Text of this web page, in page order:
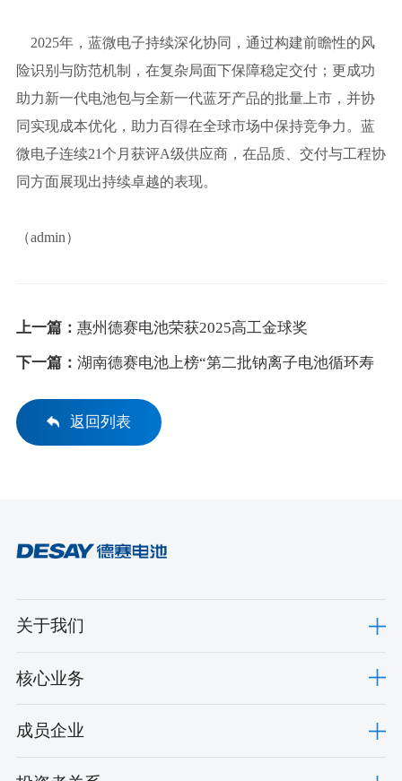
2025年，蓝微电子持续深化协同，通过构建前瞻性的风
险识别与防范机制，在复杂局面下保障稳定交付；更成功
助力新一代电池包与全新一代蓝牙产品的批量上市，并协
同实现成本优化，助力百得在全球市场中保持竞争力。蓝
微电子连续21个月获评A级供应商，在品质、交付与工程协
同方面展现出持续卓越的表现。
（admin）
上一篇： 惠州德赛电池荣获2025高工金球奖
下一篇： 湖南德赛电池上榜“第二批钠离子电池循环寿
命1000次测评完成单位”
返回列表
关于我们
核心业务
成员企业